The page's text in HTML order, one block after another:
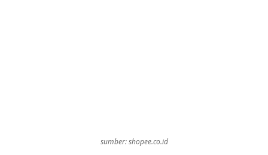
sumber: shopee.co.id